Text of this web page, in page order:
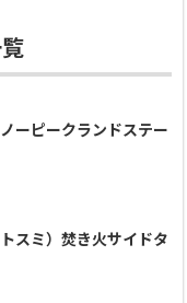
ーピークランドステー
スミ）焚き火サイドタ